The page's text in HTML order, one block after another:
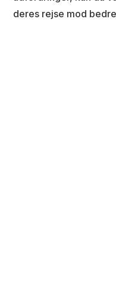
deres rejse mod